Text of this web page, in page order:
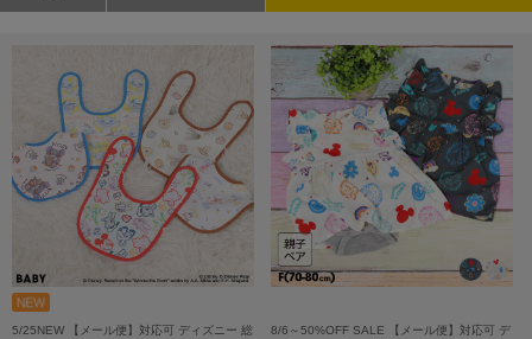
5/25NEW 【メール便】対応可 ディズニー 総
8/6～50%OFF SALE 【メール便】対応可 デ